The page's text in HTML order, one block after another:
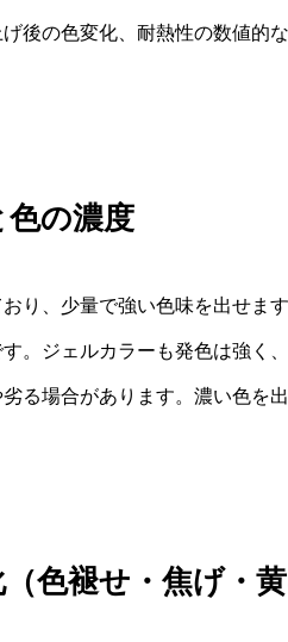
後の色変化、耐熱性の数値的
の濃度
り、少量で強い色味を出せま
。ジェルカラーも発色は強く
る場合があります。濃い色を
色褪せ・焦げ・黄